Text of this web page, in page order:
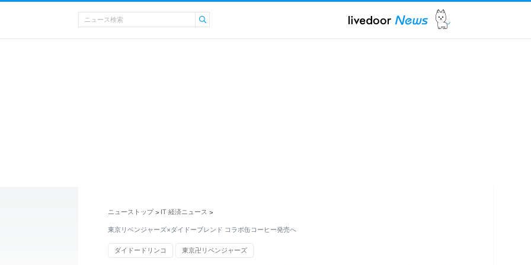
ニューストップ > IT 経済ニュース >
東京リベンジャーズ×ダイドーブレンド コラボ缶コーヒー発売へ
ダイドードリンコ 東京卍リベンジャーズ